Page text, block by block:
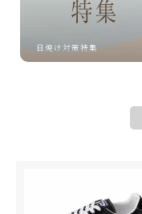
日焼け対策特集